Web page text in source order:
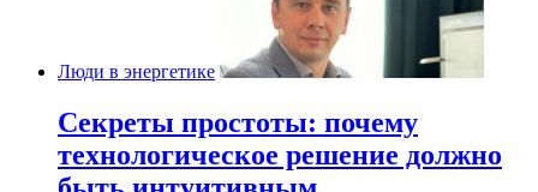
Люди в энергетике
Секреты простоты: почему
технологическое решение должно